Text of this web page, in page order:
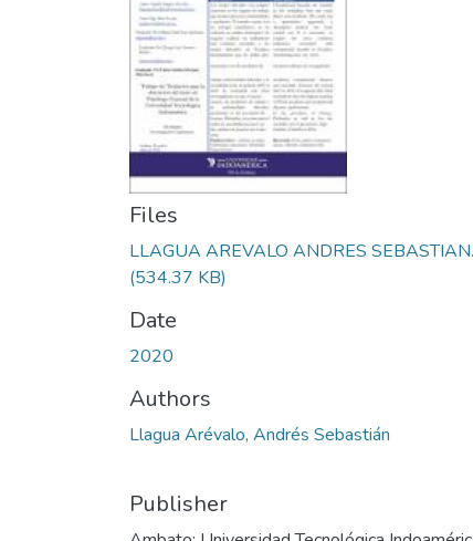
Files
LLAGUA AREVALO ANDRES
(534.37 KB)
Date
2020
Authors
Llagua Arévalo, Andrés Sebastián
Publisher